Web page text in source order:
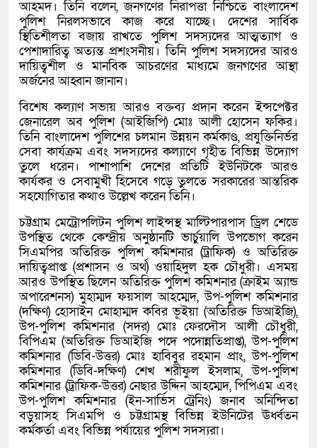
আহমদ। তিনি বলেন, জনগণের নিরাপত্তা নিশ্চিতে বাংলাদেশ
পুলিশ নিরলসভাবে কাজ করে যাচ্ছে। দেশের সার্বিক
স্থিতিশীলতা বজায় রাখতে পুলিশ সদস্যদের আত্মত্যাগ ও
পেশাদারিত্ব অত্যন্ত প্রশংসনীয়। তিনি পুলিশ সদস্যদের আরও
দায়িত্বশীল ও মানবিক আচরণের মাধ্যমে জনগণের আস্থা
অর্জনের আহ্বান জানান।
বিশেষ কল্যাণ সভায় আরও বক্তব্য প্রদান করেন ইন্সপেক্টর
জেনারেল অব পুলিশ (আইজিপি) মোঃ আলী হোসেন ফকির।
তিনি বাংলাদেশ পুলিশের চলমান উন্নয়ন কর্মকাণ্ড, প্রযুক্তিনির্ভর
সেবা কার্যক্রম এবং সদস্যদের কল্যাণে গৃহীত বিভিন্ন উদ্যোগ
তুলে ধরেন। পাশাপাশি দেশের প্রতিটি ইউনিটকে আরও
কার্যকর ও সেবামুখী হিসেবে গড়ে তুলতে সরকারের আন্তরিক
সহযোগিতার কথাও উল্লেখ করেন তিনি।
চট্টগ্রাম মেট্রোপলিটন পুলিশ লাইন্সস্থ মাল্টিপারপাস ড্রিল শেডে
উপস্থিত থেকে কেন্দ্রীয় অনুষ্ঠানটি ভার্চুয়ালি উপভোগ করেন
সিএমপির অতিরিক্ত পুলিশ কমিশনার (ট্রাফিক) ও অতিরিক্ত
দায়িত্বপ্রাপ্ত (প্রশাসন ও অর্থ) ওয়াহিদুল হক চৌধুরী। এসময়
আরও উপস্থিত ছিলেন অতিরিক্ত পুলিশ কমিশনার (ক্রাইম অ্যান্ড
অপারেশনস) মুহাম্মদ ফয়সাল আহম্মেদ, উপ-পুলিশ কমিশনার
(দক্ষিণ) হোসাইন মোহাম্মদ কবির ভূইয়া (অতিরিক্ত ডিআইজি),
উপ-পুলিশ কমিশনার (সদর) মোঃ ফেরদৌস আলী চৌধুরী,
বিপিএম (অতিরিক্ত ডিআইজি পদে পদোন্নতিপ্রাপ্ত), উপ-পুলিশ
কমিশনার (ডিবি-উত্তর) মোঃ হাবিবুর রহমান প্রাং, উপ-পুলিশ
কমিশনার (ডিবি-দক্ষিণ) শেখ শরীফুল ইসলাম, উপ-পুলিশ
কমিশনার (ট্রাফিক-উত্তর) নেছার উদ্দিন আহম্মেদ, পিপিএম এবং
উপ-পুলিশ কমিশনার (ইন-সার্ভিস ট্রেনিং) জনাব অনিন্দিতা
বড়ুয়াসহ সিএমপি ও চট্টগ্রামস্থ বিভিন্ন ইউনিটের ঊর্ধ্বতন
কর্মকর্তা এবং বিভিন্ন পর্যায়ের পুলিশ সদস্যরা।